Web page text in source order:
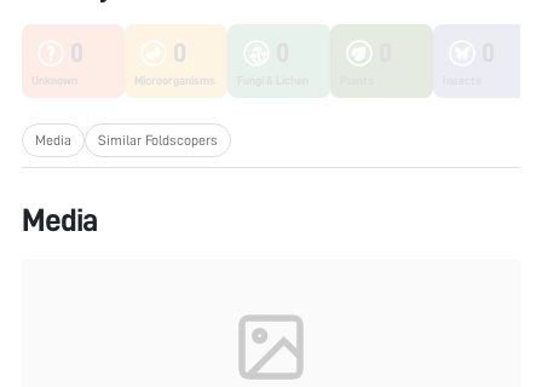
0
Unknown
0
Microorganisms
Media Similar Foldscopers
Media